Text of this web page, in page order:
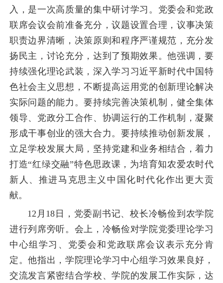
入，是一次高质量的集中研讨学习。党委会和党政
联席会议会前准备充分，议题设置合理，议事决策
职责边界清晰，决策原则和程序严谨规范，充分发
扬民主，讨论充分，达到了预期效果。他强调，要
持续强化理论武装，深入学习习近平新时代中国特
色社会主义思想，不断提高运用党的创新理论解决
实际问题的能力。要持续完善决策机制，健全集体
领导、党政分工合作、协调运行的工作机制，凝聚
形成干事创业的强大合力。要持续推动创新发展，
立足学校发展大局，坚持党建和业务相结合，着力
打造“红绿交融”特色思政课，为培育知农爱农时代
新人、推进马克思主义中国化时代化作出更大贡
献。
12月18日，党委副书记、校长冷畅俭到农学院
进行列席旁听。会上，冷畅俭对学院党委理论学习
中心组学习、党委会和党政联席会议表示充分肯
定。他指出，学院理论学习中心组学习效果良好，
交流发言紧密结合学校、学院的发展工作实际，达